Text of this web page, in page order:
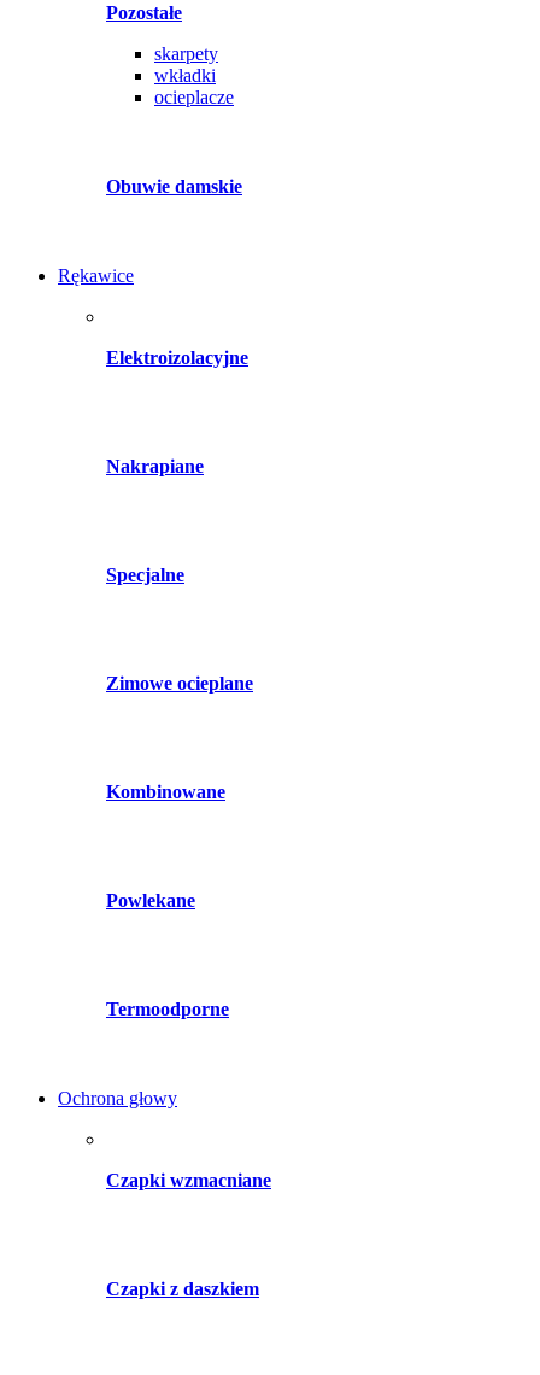
Pozostałe
skarpety
wkładki
ocieplacze
Obuwie damskie
Rękawice
Elektroizolacyjne
Nakrapiane
Specjalne
Zimowe ocieplane
Kombinowane
Powlekane
Termoodporne
Ochrona głowy
Czapki wzmacniane
Czapki z daszkiem